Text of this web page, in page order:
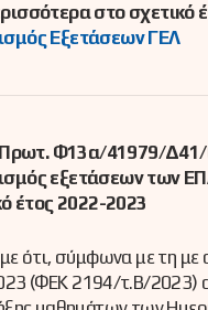
στο σχετικό
Εξετάσεων ΓΕΛ
Πρωτ. Φ13α/41979/
εξετάσεων των
έτος 2022-2023
ότι, σύμφωνα με τη
(ΦΕΚ 2194/τ.Β/2023)